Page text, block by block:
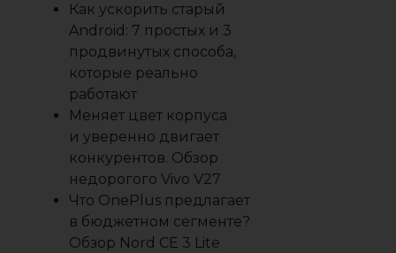
Как ускорить старый
Android: 7 простых и 3
продвинутых способа,
которые реально
работают
Меняет цвет корпуса
и уверенно двигает
конкурентов. Обзор
недорогого Vivo V27
Что OnePlus предлагает
в бюджетном сегменте?
Обзор Nord CE 3 Lite